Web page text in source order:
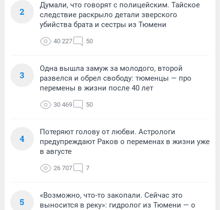
2
Думали, что говорят с полицейским. Тайское
следствие раскрыло детали зверского
убийства брата и сестры из Тюмени
40 227 50
3
Одна вышла замуж за молодого, второй
развелся и обрел свободу: тюменцы — про
перемены в жизни после 40 лет
30 469 50
4
Потеряют голову от любви. Астрологи
предупреждают Раков о переменах в жизни уже
в августе
26 707 7
5
«Возможно, что-то закопали. Сейчас это
выносится в реку»: гидролог из Тюмени — о